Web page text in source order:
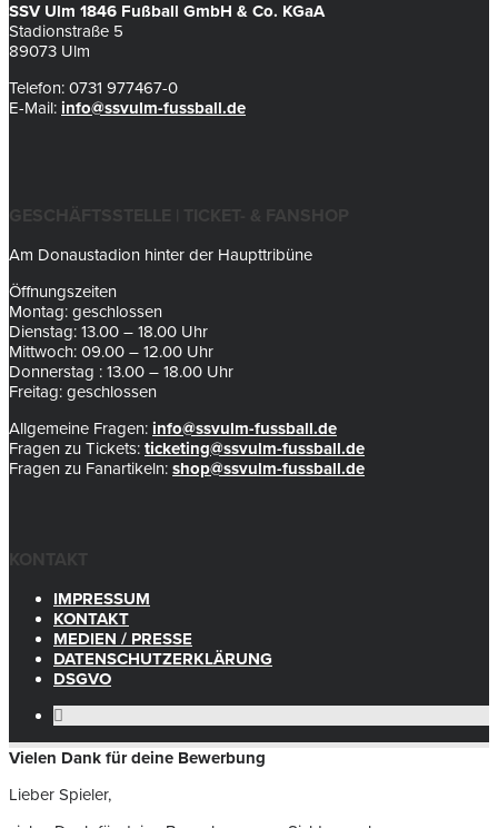
SSV Ulm 1846 Fußball GmbH & Co. KGaA
Stadionstraße 5
89073 Ulm
Telefon: 0731 977467-0
E-Mail: info@ssvulm-fussball.de
GESCHÄFTSSTELLE | TICKET- & FANSHOP
Am Donaustadion hinter der Haupttribüne
Öffnungszeiten
Montag: geschlossen
Dienstag: 13.00 – 18.00 Uhr
Mittwoch: 09.00 – 12.00 Uhr
Donnerstag : 13.00 – 18.00 Uhr
Freitag: geschlossen
Allgemeine Fragen: info@ssvulm-fussball.de
Fragen zu Tickets: ticketing@ssvulm-fussball.de
Fragen zu Fanartikeln: shop@ssvulm-fussball.de
KONTAKT
IMPRESSUM
KONTAKT
MEDIEN / PRESSE
DATENSCHUTZERKLÄRUNG
DSGVO
Vielen Dank für deine Bewerbung
Lieber Spieler,